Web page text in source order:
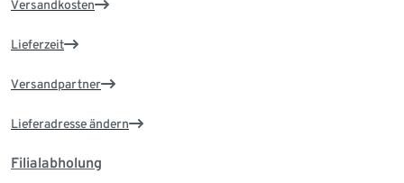
Versandkosten
Lieferzeit
Versandpartner
Lieferadresse ändern
Filialabholung